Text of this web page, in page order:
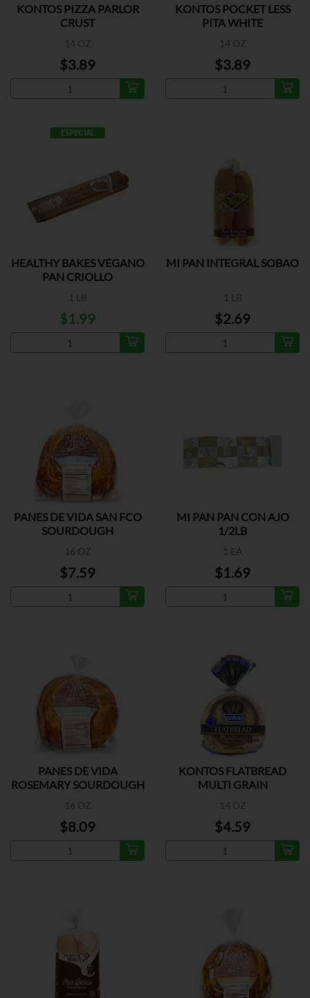
KONTOS PIZZA PARLOR
CRUST
14 OZ
$3.89
KONTOS POCKET LESS
PITA WHITE
14 OZ
$3.89
ESPECIAL
HEALTHY BAKES VEGANO
PAN CRIOLLO
1 LB
$1.99
MI PAN INTEGRAL SOBAO
1 LB
$2.69
PANES DE VIDA SAN FCO
SOURDOUGH
16 OZ
$7.59
MI PAN PAN CON AJO
1/2LB
1 EA
$1.69
PANES DE VIDA
ROSEMARY SOURDOUGH
16 OZ
$8.09
KONTOS FLATBREAD
MULTI GRAIN
14 OZ
$4.59